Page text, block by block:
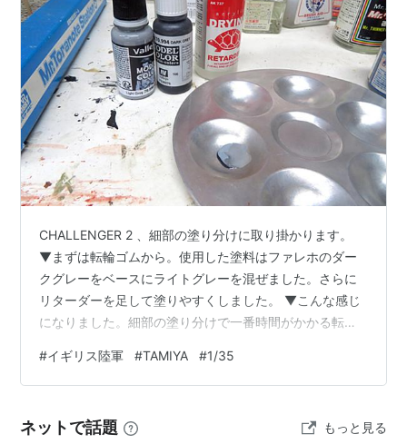
CHALLENGER 2 、細部の塗り分けに取り掛かります。
▼まずは転輪ゴムから。使用した塗料はファレホのダー
クグレーをベースにライトグレーを混ぜました。さらに
リターダーを足して塗りやすくしました。 ▼こんな感じ
になりました。細部の塗り分けで一番時間がかかる転輪
なみに私はここの塗り分け作業は嫌いではありません
(笑)。 ▼サイドスカート下部に装備されているシート？
塗ってしまいました。写真でもわかるようにサイドスカ
#イギリス陸軍 #TAMIYA #1/35
ネットで話題 もっと見る